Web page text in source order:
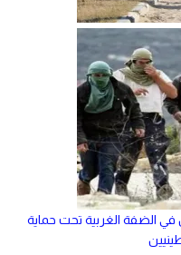
الضفة الغربية تحت حماية